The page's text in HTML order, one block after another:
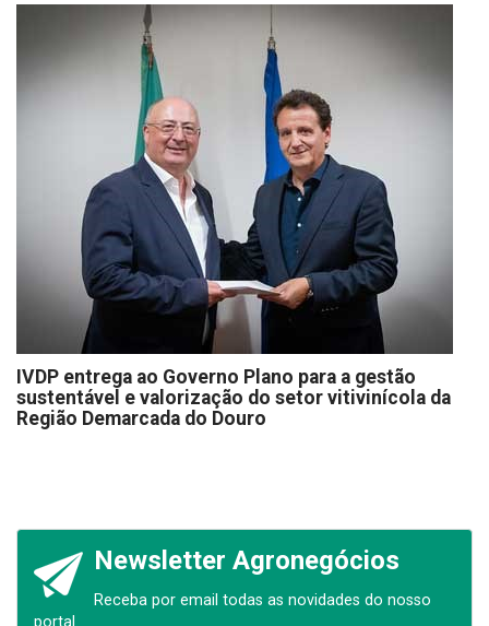
IVDP entrega ao Governo Plano para a gestão
sustentável e valorização do setor vitivinícola da
Região Demarcada do Douro
Newsletter Agronegócios
Receba por email todas as novidades do nosso